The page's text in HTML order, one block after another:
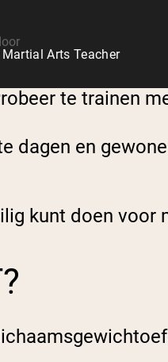
Arts Teacher
te trainen
dagen en gewone
kunt doen voor